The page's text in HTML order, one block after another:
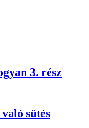
3. rész
sütés